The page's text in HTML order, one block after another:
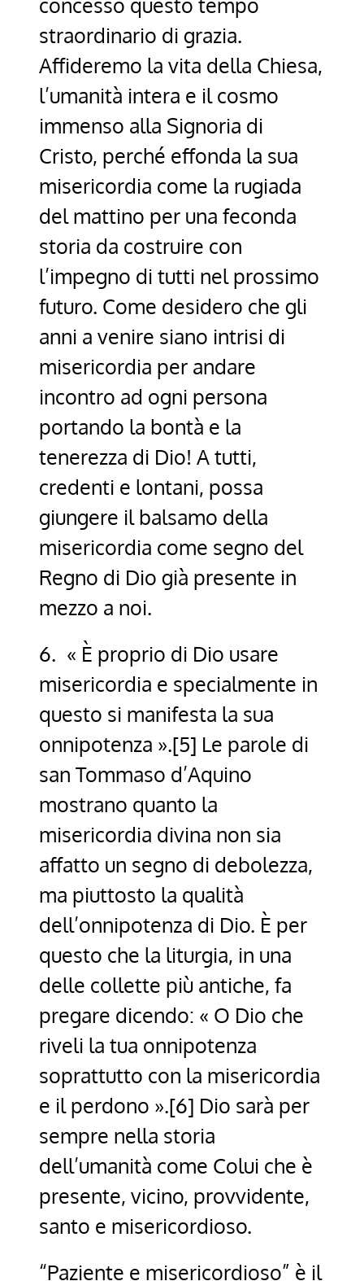
straordinario di grazia.
Affideremo la vita della Chiesa,
l’umanità intera e il cosmo
immenso alla Signoria di
Cristo, perché effonda la sua
misericordia come la rugiada
del mattino per una feconda
storia da costruire con
l’impegno di tutti nel prossimo
futuro. Come desidero che gli
anni a venire siano intrisi di
misericordia per andare
incontro ad ogni persona
portando la bontà e la
tenerezza di Dio! A tutti,
credenti e lontani, possa
giungere il balsamo della
misericordia come segno del
Regno di Dio già presente in
mezzo a noi.
6. « È proprio di Dio usare
misericordia e specialmente in
questo si manifesta la sua
onnipotenza ».[5] Le parole di
san Tommaso d’Aquino
mostrano quanto la
misericordia divina non sia
affatto un segno di debolezza,
ma piuttosto la qualità
dell’onnipotenza di Dio. È per
questo che la liturgia, in una
delle collette più antiche, fa
pregare dicendo: « O Dio che
riveli la tua onnipotenza
soprattutto con la misericordia
e il perdono ».[6] Dio sarà per
sempre nella storia
dell’umanità come Colui che è
presente, vicino, provvidente,
santo e misericordioso.
“Paziente e misericordioso” è il